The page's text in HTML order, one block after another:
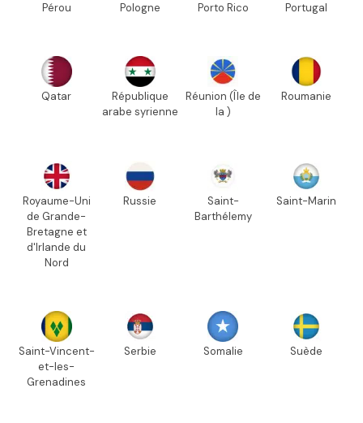
Pérou Pologne Porto Rico Portugal
Qatar
République
arabe syrienne
Réunion (Île de
la )
Roumanie
Royaume-Uni
de Grande-
Bretagne et
d'Irlande du
Nord
Russie
Saint-
Barthélemy
Saint-Marin
Saint-Vincent-
et-les-
Grenadines
Serbie Somalie Suède